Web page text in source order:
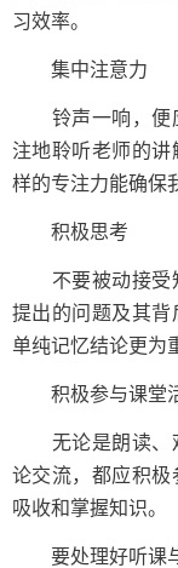
习效率。
集中注意力
铃声一响，便应
注地聆听老师的
样的专注力能确保
积极思考
不要被动接受知
提出的问题及其
单纯记忆结论更为
积极参与课堂
无论是朗读、观
论交流，都应积
吸收和掌握知识。
要处理好听课